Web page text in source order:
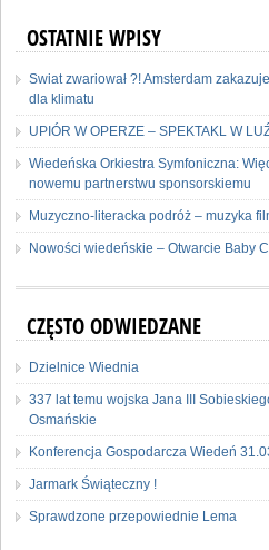
OSTATNIE WPISY
Swiat zwariował ?! Amsterdam
dla klimatu
UPIÓR W OPERZE – SPEKTAKL W
Wiedeńska Orkiestra Symfoniczna:
nowemu partnerstwu sponsorskiemu
Muzyczno-literacka podróż – muzyka
Nowości wiedeńskie – Otwarcie Baby
CZĘSTO ODWIEDZANE
Dzielnice Wiednia
337 lat temu wojska Jana III
Osmańskie
Konferencja Gospodarcza Wiedeń
Jarmark Świąteczny !
Sprawdzone przepowiednie Lema